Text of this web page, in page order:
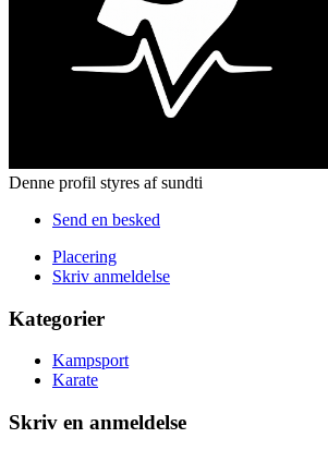
Denne profil styres af sundti
Send en besked
Placering
Skriv anmeldelse
Kategorier
Kampsport
Karate
Skriv en anmeldelse